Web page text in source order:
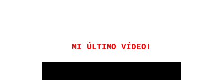
MI ÚLTIMO VÍDEO!